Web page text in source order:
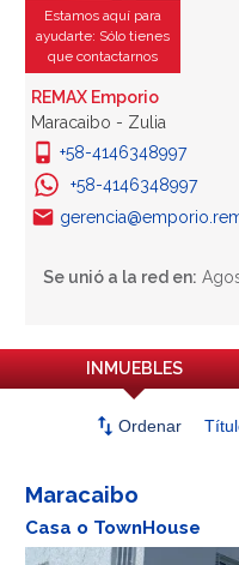
Estamos aquí para
ayudarte: Sólo tienes
que contactarnos
REMAX Emporio
Maracaibo - Zulia
+58-4146348997
+58-4146348997
Se unió a la red en:
INMUEBLES
swap_vert Ordenar
Maracaibo
Casa o TownHouse